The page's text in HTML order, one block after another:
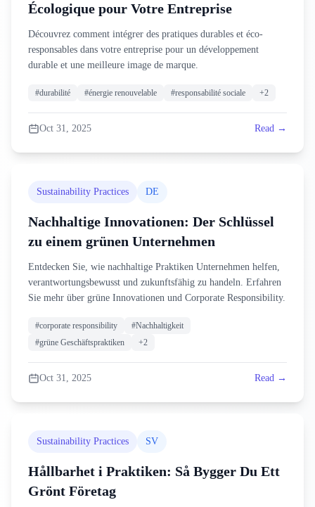
Écologique pour Votre Entreprise
Découvrez comment intégrer des pratiques durables et éco-
responsables dans votre entreprise pour un développement
durable et une meilleure image de marque.
#durabilité #énergie renouvelable #responsabilité sociale +2
Oct 31, 2025 Read →
Sustainability Practices DE
Nachhaltige Innovationen: Der Schlüssel
zu einem grünen Unternehmen
Entdecken Sie, wie nachhaltige Praktiken Unternehmen helfen,
verantwortungsbewusst und zukunftsfähig zu handeln. Erfahren
Sie mehr über grüne Innovationen und Corporate Responsibility.
#corporate responsibility #Nachhaltigkeit
#grüne Geschäftspraktiken +2
Oct 31, 2025 Read →
Sustainability Practices SV
Hållbarhet i Praktiken: Så Bygger Du Ett
Grönt Företag